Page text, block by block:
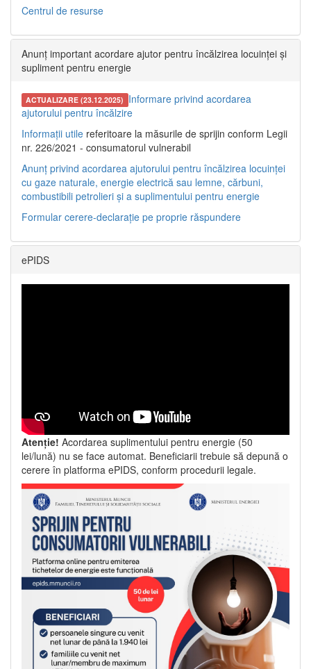
Centrul de resurse
Anunț important acordare ajutor pentru încălzirea locuinței și
supliment pentru energie
ACTUALIZARE (23.12.2025) Informare privind acordarea
ajutorului pentru încălzire
Informații utile referitoare la măsurile de sprijin conform Legii
nr. 226/2021 - consumatorul vulnerabil
Anunț privind acordarea ajutorului pentru încălzirea locuinței
cu gaze naturale, energie electrică sau lemne, cărbuni,
combustibili petrolieri și a suplimentului pentru energie
Formular cerere-declarație pe proprie răspundere
ePIDS
Atenție! Acordarea suplimentului pentru energie (50
lei/lună) nu se face automat. Beneficiarii trebuie să depună o
cerere în platforma ePIDS, conform procedurii legale.